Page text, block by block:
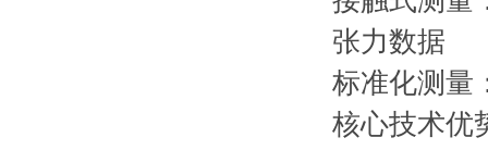
张力数据
标准化测量
核心技术优